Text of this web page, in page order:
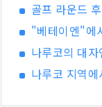
골프 라운드
"베테이엔"에
나루코의 대
나루코 지역